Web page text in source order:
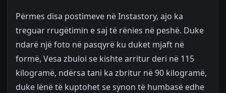
Përmes disa postimeve në Instastory, ajo ka
treguar rrugëtimin e saj të rënies në peshë. Duke
ndarë një foto në pasqyrë ku duket mjaft në
formë, Vesa zbuloi se kishte arritur deri në 115
kilogramë, ndërsa tani ka zbritur në 90 kilogramë,
duke lënë të kuptohet se synon të humbasë edhe